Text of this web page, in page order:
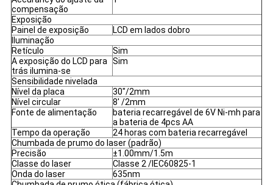
compensação
Exposição
Painel de exposição
LCD em lados dobro
Iluminação
Retículo
Sim
A exposição do LCD para
trás ilumina-se
Sim
Sensibilidade nivelada
Nível da placa
30"/2mm
Nível circular
8' /2mm
Fonte de alimentação
bateria recarregável de 6V Ni-mh para
a bateria de 4pcs AA
Tempo da operação
24 horas com bateria recarregável
Chumbada de prumo do laser (padrão)
Precisão
±1.00mm/1.5m
Classe do laser
Classe 2 /IEC60825-1
Onda do laser
635nm